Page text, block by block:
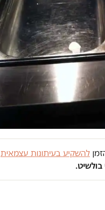
להשקיע בעיתונות עצמאית
בולשיט.